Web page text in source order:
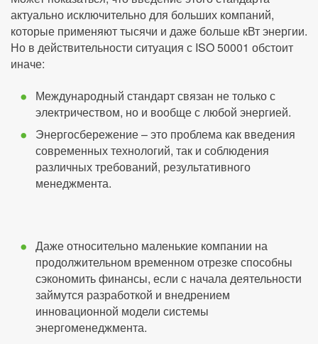
актуально исключительно для больших компаний,
которые применяют тысячи и даже больше кВт энергии.
Но в действительности ситуация с ISO 50001 обстоит
иначе:
Международный стандарт связан не только с
электричеством, но и вообще с любой энергией.
Энергосбережение – это проблема как введения
современных технологий, так и соблюдения
различных требований, результативного
менеджмента.
Даже относительно маленькие компании на
продолжительном временном отрезке способны
сэкономить финансы, если с начала деятельности
займутся разработкой и внедрением
инновационной модели системы
энергоменеджмента.